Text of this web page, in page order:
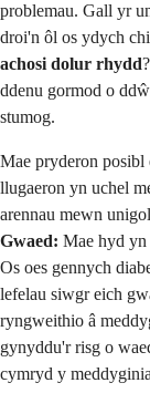
problemau. Gall yr
droi'n ôl os ydych
achosi dolur rhydd
ddenu gormod o
stumog.
Mae pryderon
llugaeron yn uchel
arennau mewn
Gwaed: Mae hyd
Os oes gennych
lefelau siwgr eich
ryngweithio â
gynyddu'r risg o
cymryd y